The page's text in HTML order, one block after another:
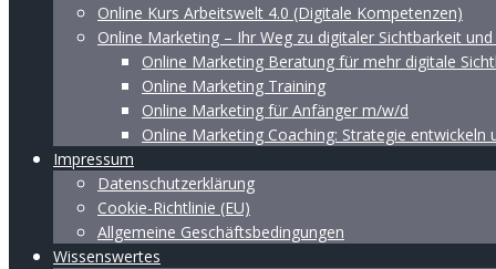
Online Kurs Arbeitswelt 4.0 (Digitale Kompetenzen)
Online Marketing – Ihr Weg zu digitaler Sichtbarkeit
Online Marketing Beratung für mehr digitale
Online Marketing Training
Online Marketing für Anfänger m/w/d
Online Marketing Coaching: Strategie entwickeln
Impressum
Datenschutzerklärung
Cookie-Richtlinie (EU)
Allgemeine Geschäftsbedingungen
Wissenswertes